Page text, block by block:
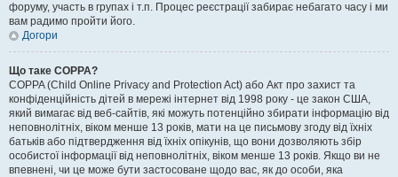
форуму, участь в групах і т.п. Процес реєстрації забирає небагато часу і ми
вам радимо пройти його.
Догори
Що таке COPPA?
COPPA (Child Online Privacy and Protection Act) або Акт про захист та
конфіденційність дітей в мережі інтернет від 1998 року - це закон США,
який вимагає від веб-сайтів, які можуть потенційно збирати інформацію від
неповнолітніх, віком менше 13 років, мати на це письмову згоду від їхніх
батьків або підтвердження від їхніх опікунів, що вони дозволяють збір
особистої інформації від неповнолітніх, віком менше 13 років. Якщо ви не
впевнені, чи це може бути застосоване щодо вас, як до особи, яка